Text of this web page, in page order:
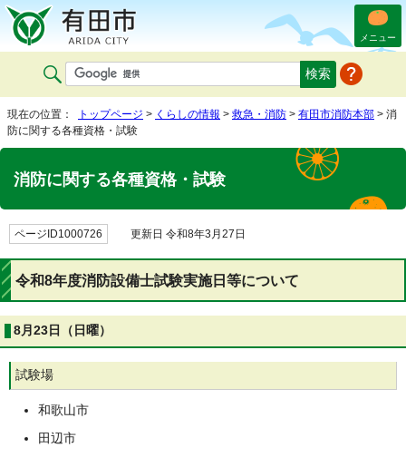
メニュー
現在の位置： トップページ > くらしの情報 > 救急・消防 > 有田市消防本部 > 消
防に関する各種資格・試験
消防に関する各種資格・試験
ページID1000726 更新日 令和8年3月27日
令和8年度消防設備士試験実施日等について
8月23日（日曜）
試験場
和歌山市
田辺市